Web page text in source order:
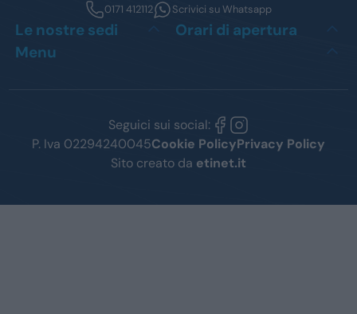
0171 412112 Scrivici su Whatsapp
Le nostre sedi
Orari di apertura
Menu
Seguici sui social:
P. Iva 02294240045Cookie PolicyPrivacy Policy
Sito creato da etinet.it